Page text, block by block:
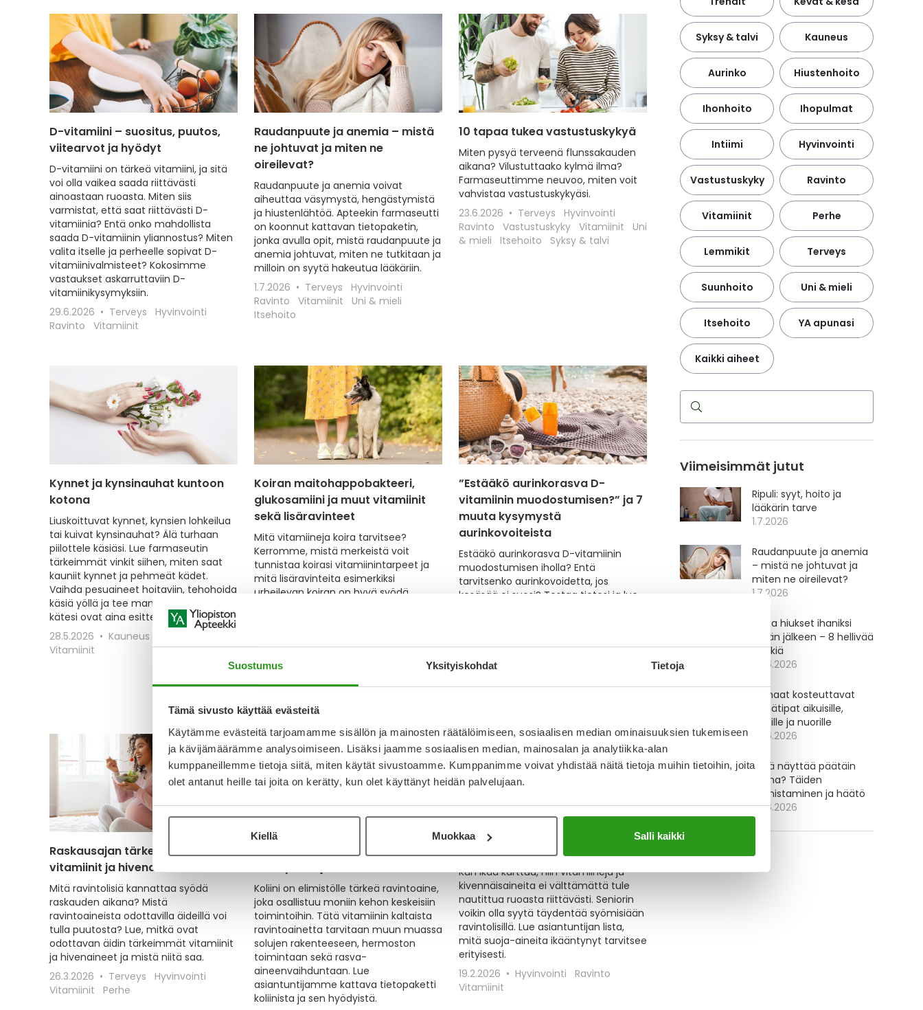
Suostumus Yksityiskohdat Tietoja
Tämä sivusto käyttää evästeitä
Käytämme evästeitä tarjoamamme sisällön ja mainosten räätälöimiseen, sosiaalisen median ominaisuuksien tukemiseen
ja kävijämäärämme analysoimiseen. Lisäksi jaamme sosiaalisen median, mainosalan ja analytiikka-alan
kumppaneillemme tietoja siitä, miten käytät sivustoamme. Kumppanimme voivat yhdistää näitä tietoja muihin tietoihin, joita
olet antanut heille tai joita on kerätty, kun olet käyttänyt heidän palvelujaan.
Kiellä Muokkaa Salli kaikki
Syksy & talvi Kauneus
Aurinko Hiustenhoito
Ihonhoito Ihopulmat
Intiimi Hyvinvointi
Vastustuskyky Ravinto
Vitamiinit Perhe
Lemmikit Terveys
Suunhoito Uni & mieli
Itsehoito YA apunasi
Kaikki aiheet
Haku
Viimeisimmät jutut
Ripuli: syyt, hoito ja
lääkärin tarve
1.7.2026
Raudanpuute ja anemia
– mistä ne johtuvat ja
miten ne oireilevat?
1.7.2026
Iho ja hiukset ihaniksi
kesän jälkeen – 8 hellivää
vinkkiä
30.6.2026
Parhaat kosteuttavat
silmätipat aikuisille,
lapsille ja nuorille
30.6.2026
Miltä näyttää päätäin
muna? Täiden
tunnistaminen ja häätö
30.6.2026
D-vitamiini – suositus, puutos,
viitearvot ja hyödyt
D-vitamiini on tärkeä vitamiini, ja sitä
voi olla vaikea saada riittävästi
ainoastaan ruoasta. Miten siis
varmistat, että saat riittävästi D-
vitamiinia? Entä onko mahdollista
saada D-vitamiinin yliannostus? Miten
valita itselle ja perheelle sopivat D-
vitamiinivalmisteet? Kokosimme
vastaukset askarruttaviin D-
vitamiinikysymyksiin.
29.6.2026
Terveys
Hyvinvointi
Ravinto
Vitamiinit
Raudanpuute ja anemia – mistä
ne johtuvat ja miten ne
oireilevat?
Raudanpuute ja anemia voivat
aiheuttaa väsymystä, hengästymistä
ja hiustenlähtöä. Apteekin farmaseutti
on koonnut kattavan tietopaketin,
jonka avulla opit, mistä raudanpuute ja
anemia johtuvat, miten ne tutkitaan ja
milloin on syytä hakeutua lääkäriin.
1.7.2026
Terveys
Hyvinvointi
Ravinto
Vitamiinit
Uni & mieli
Itsehoito
10 tapaa tukea vastustuskykyä
Miten pysyä terveenä flunssakauden
aikana? Vilustuttaako kylmä ilma?
Farmaseuttimme neuvoo, miten voit
vahvistaa vastustuskykyäsi.
23.6.2026
Terveys
Hyvinvointi
Ravinto
Vastustuskyky Vitamiinit
Uni
& mieli
Itsehoito Syksy & talvi
Kynnet ja kynsinauhat kuntoon
kotona
Liuskoittuvat kynnet, kynsien lohkeilua
tai kuivat kynsinauhat? Älä turhaan
piilottele käsiäsi. Lue farmaseutin
tärkeimmät vinkit siihen, miten saat
kauniit kynnet ja pehmeät kädet.
Vaihda pesuaineet hoitaviin, tehohoida
käsiä yöllä ja tee manikyyri kotona, niin
kätesi ovat aina esittelykunnossa.
28.5.2026
Kauneus
Vitamiinit
Koiran maitohappobakteeri,
glukosamiini ja muut vitamiinit
sekä lisäravinteet
Mitä vitamiineja koira tarvitsee?
Kerromme, mistä merkeistä voit
tunnistaa koirasi vitamiinintarpeet ja
mitä lisäravinteita esimerkiksi
urheilevan koiran on hyvä syödä.
Lue eläinfarmaseuttimme vinkit koiran
vitamiineista!
”Estääkö aurinkorasva D-
vitamiinin muodostumisen?” ja 7
muuta kysymystä
aurinkovoiteista
Estääkö aurinkorasva D-vitamiinin
muodostumisen iholla? Entä
tarvitsenko aurinkovoidetta, jos
kesäsää ei suosi? Testaa tietosi ja lue
Raskausajan tärkeimmät
vitamiinit ja hivenaineet
Mitä ravintolisiä kannattaa syödä
raskauden aikana? Mistä
ravintoaineista odottavilla äideillä voi
tulla puutosta? Lue, mitkä ovat
odottavan äidin tärkeimmät vitamiinit
ja hivenaineet ja mistä niitä saa.
26.3.2026
Terveys
Hyvinvointi
Vitamiinit
Perhe
Koliini – mitä se on, hyödyt
Koliini on elimistölle tärkeä ravintoaine,
joka osallistuu moniin kehon keskeisiin
toimintoihin. Tätä vitamiinin kaltaista
ravintoainetta tarvitaan muun muassa
solujen rakenteeseen, hermoston
toimintaan sekä rasva-
aineenvaihduntaan. Lue
asiantuntijamme kattava tietopaketti
koliinista ja sen hyödyistä.
Mitä vitamiineja seniorille?
Kun ikää karttuu, niin vitamiineja ja
kivennäisaineita ei välttämättä tule
nautittua ruoasta riittävästi. Seniorin
voikin olla syytä täydentää syömisiään
ravintolisillä. Lue asiantuntijan lista,
mitä suoja-aineita ikääntynyt tarvitsee
erityisesti.
19.2.2026
Hyvinvointi
Ravinto
Vitamiinit